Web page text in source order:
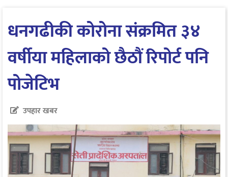
धनगढीकी कोरोना संक्रमित ३४
वर्षीया महिलाको छैठौं रिपोर्ट पनि
पोजेटिभ
उपहार खबर